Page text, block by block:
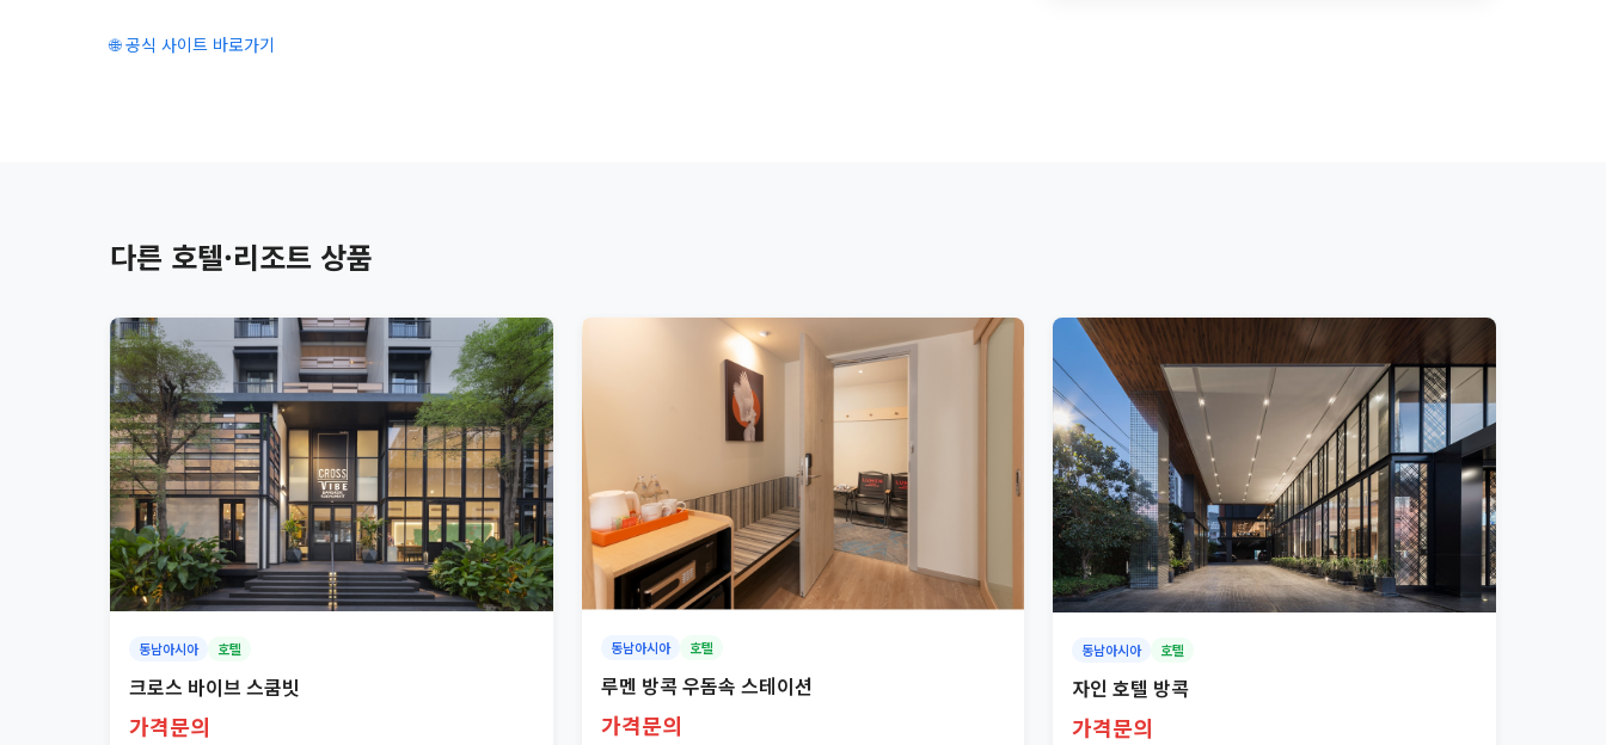
🌐 공식 사이트 바로가기
다른 호텔·리조트 상품
동남아시아 호텔
크로스 바이브 스쿰빗
가격문의
동남아시아 호텔
루멘 방콕 우돔속 스테이션
가격문의
동남아시아 호텔
자인 호텔 방콕
가격문의